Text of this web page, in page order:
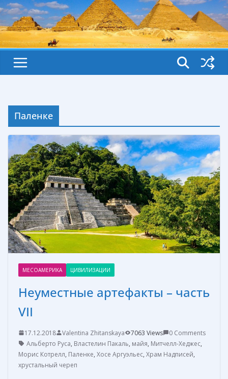
Паленке
МЕСОАМЕРИКА ЦИВИЛИЗАЦИИ
Неуместные артефакты – часть
VII
17.12.2018 Valentina Zhitanskaya 7063 Views
0 Comments
Альберто Руса, Властелин Пакаль, майя, Митчелл-Хеджес,
Морис Котрелл, Паленке, Хосе Аргуэльес, Храм Надписей,
хрустальный череп